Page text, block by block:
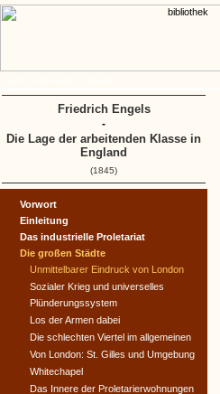
Vorwort
Einleitung
Das industrielle Proletariat
Die großen Städte
Unmittelbarer Eindruck von London
Sozialer Krieg und universelles
Plünderungssystem
Los der Armen dabei
Die schlechten Viertel im allgemeinen
Von London: St. Gilles und Umgebung
Whitechapel
Das Innere der Proletarierwohnungen
Friedrich Engels
-
Die Lage der arbeitenden Klasse in
England
(1845)